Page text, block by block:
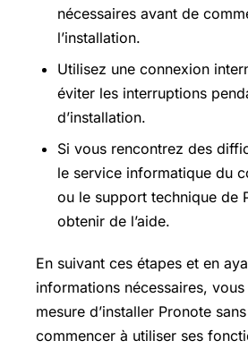
nécessaires avant de
l’installation.
Utilisez une connexion
éviter les interruptions
d’installation.
Si vous rencontrez des
le service informatique du
ou le support technique de
obtenir de l’aide.
En suivant ces étapes et en
informations nécessaires,
mesure d’installer Pronote
commencer à utiliser ses